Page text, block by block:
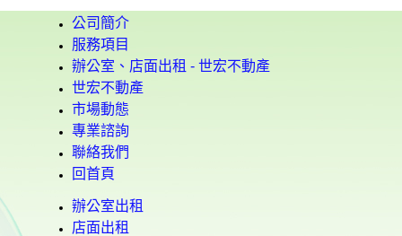
公司簡介
服務項目
辦公室、店面出租 - 世宏不動產
世宏不動產
市場動態
專業諮詢
聯絡我們
回首頁
辦公室出租
店面出租